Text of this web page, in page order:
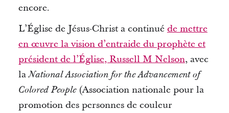
encore.
L’Église de Jésus-Christ a continué de mettre
en œuvre la vision d’entraide du prophète et
président de l’Église, Russell M Nelson, avec
laNational Association for theAdvancementof
ColoredPeople(Association nationale pour la
promotion des personnes de couleur